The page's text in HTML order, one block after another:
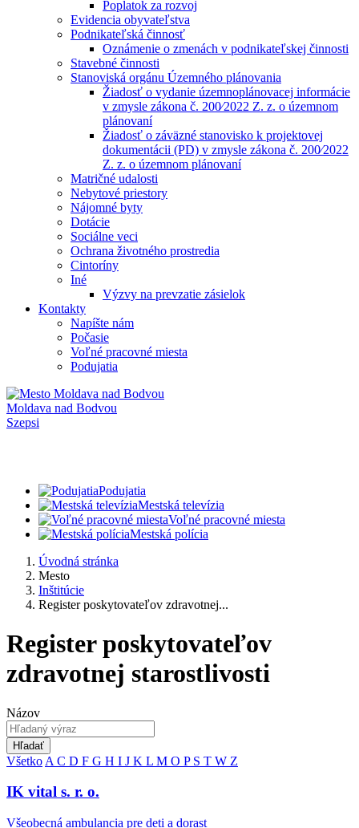
Poplatok za rozvoj
Evidencia obyvateľstva
Podnikateľská činnosť
Oznámenie o zmenách v podnikateľskej činnosti
Stavebné činnosti
Stanoviská orgánu Územného plánovania
Žiadosť o vydanie územnoplánovacej informácie
v zmysle zákona č. 200⁄2022 Z. z. o územnom
plánovaní
Žiadosť o záväzné stanovisko k projektovej
dokumentácii (PD) v zmysle zákona č. 200⁄2022
Z. z. o územnom plánovaní
Matričné udalosti
Nebytové priestory
Nájomné byty
Dotácie
Sociálne veci
Ochrana životného prostredia
Cintoríny
Iné
Výzvy na prevzatie zásielok
Kontakty
Napíšte nám
Počasie
Voľné pracovné miesta
Podujatia
Moldava nad Bodvou
Szepsi
Podujatia
Mestská televízia
Voľné pracovné miesta
Mestská polícia
Úvodná stránka
Mesto
Inštitúcie
Register poskytovateľov zdravotnej...
Register poskytovateľov
zdravotnej starostlivosti
Názov
Hľadať
Všetko A C D F G H I J K L M O P S T W Z
IK vital s. r. o.
Všeobecná ambulancia pre deti a dorast